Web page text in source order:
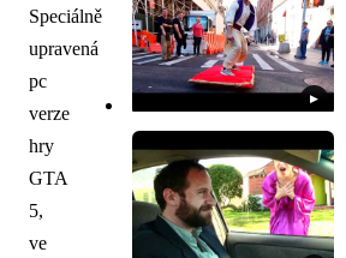
Speciálně
upravená
pc
verze
hry
GTA
5,
ve
▶